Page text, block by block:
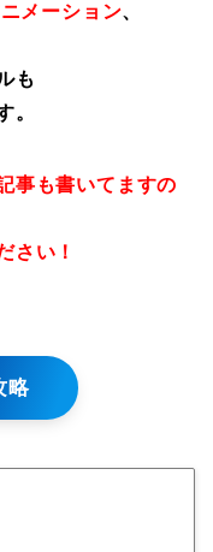
メーション、
も
。
事も書いてますの
さい！
略